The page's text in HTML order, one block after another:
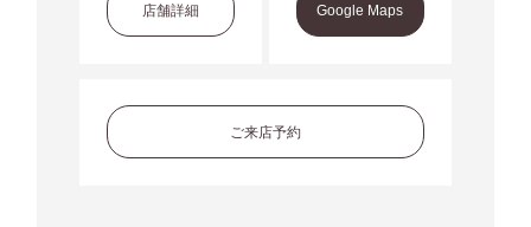
店舗詳細 Google Maps
ご来店予約